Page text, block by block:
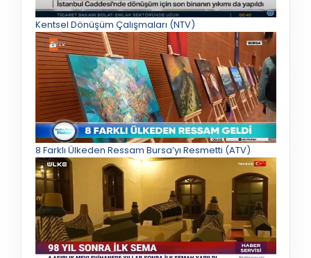
Kentsel Dönüşüm Çalışmaları (NTV)
8 Farklı Ülkeden Ressam Bursa’yı Resmetti (ATV)